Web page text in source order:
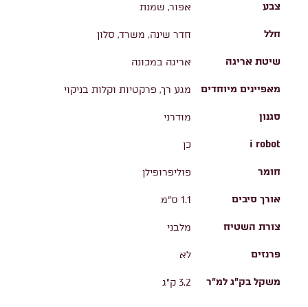
צבע אפור, שמנת
חלל חדר שינה, משרד, סלון
שיטת אריגה אריגה במכונה
מאפיינים מיוחדים מגע רך, פרקטיות וקלות בניקוי
סגנון מודרני
i robot כן
חומר פוליפרופילן
אורך סיבים 1.1 ס"מ
צורת השטיח מלבני
פרנזים לא
משקל בק"ג למ"ר 3.2 ק"ג